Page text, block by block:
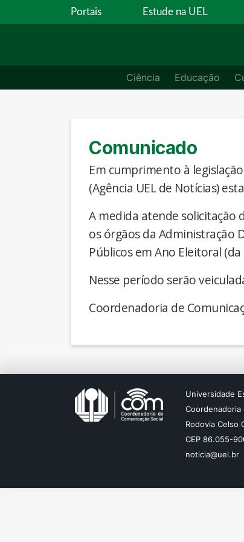
Portais Estude na UEL
Ciência Educação
Comunicado
Em cumprimento à
(Agência UEL de Notícias)
A medida atende solicitação
os órgãos da Administração
Públicos em Ano Eleitoral
Nesse período serão
Coordenadoria de
Universidade
Coordenadoria
Rodovia Celso
CEP 86.055-
noticia@uel.br